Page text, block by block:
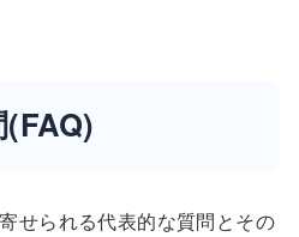
せられる代表的な質問とその